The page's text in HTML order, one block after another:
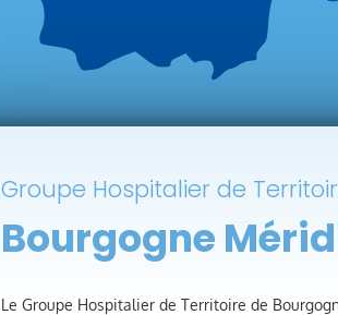
Groupe Hospitalier de
Bourgogne
Le Groupe Hospitalier de Territoire de